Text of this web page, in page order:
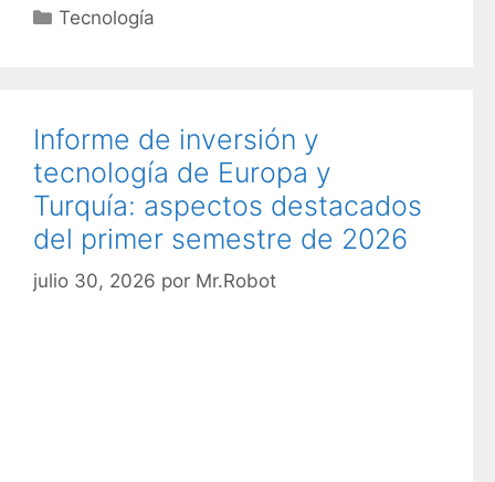
C
g
o
r
í
a
Tecnología
Informe de inversión y
tecnología de Europa y
Turquía: aspectos destacados
del primer semestre de 2026
julio 30, 2026 por Mr.Robot